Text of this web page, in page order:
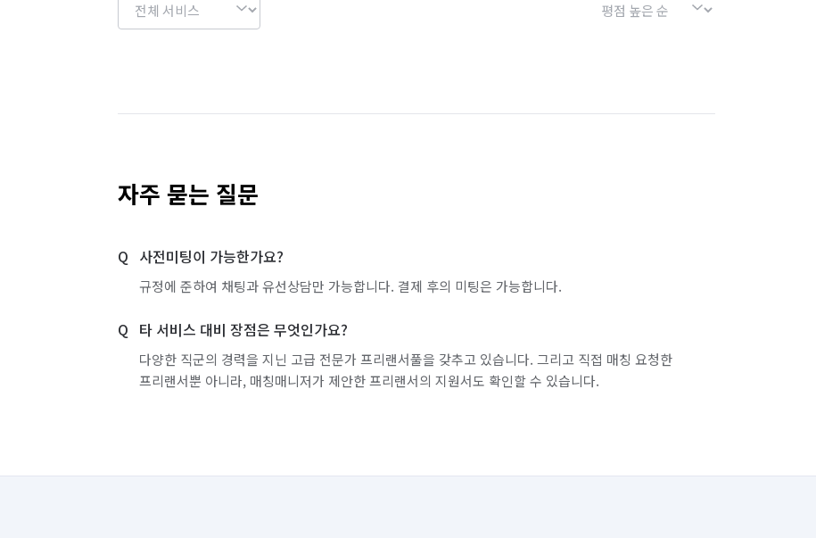
자주 묻는 질문
사전미팅이 가능한가요?
규정에 준하여 채팅과 유선상담만 가능합니다. 결제 후의 미팅은 가능합니다.
타 서비스 대비 장점은 무엇인가요?
다양한 직군의 경력을 지닌 고급 전문가 프리랜서풀을 갖추고 있습니다. 그리고 직접 매칭 요청한
프리랜서뿐 아니라, 매칭매니저가 제안한 프리랜서의 지원서도 확인할 수 있습니다.